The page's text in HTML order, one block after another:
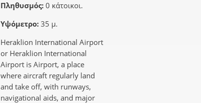
Πληθυσμός: 0 κάτοικοι.
Υψόμετρο: 35 μ.
Heraklion International Airport
or Heraklion International
Airport is Airport, a place
where aircraft regularly land
and take off, with runways,
navigational aids, and major